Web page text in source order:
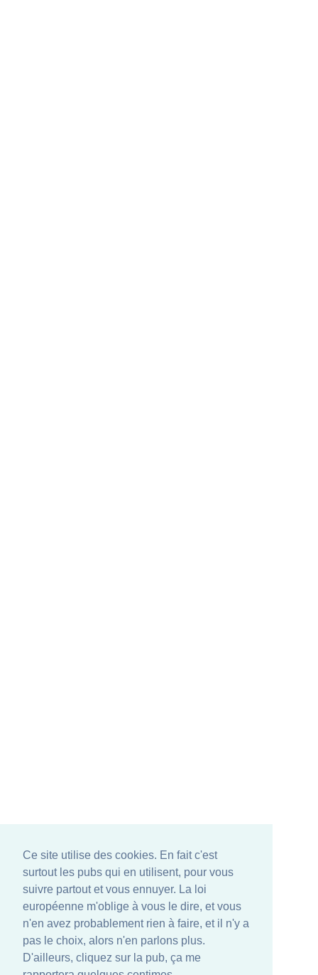
Ce site utilise des cookies. En fait c'est
surtout les pubs qui en utilisent, pour vous
suivre partout et vous ennuyer. La loi
européenne m'oblige à vous le dire, et vous
n'en avez probablement rien à faire, et il n'y a
pas le choix, alors n'en parlons plus.
D'ailleurs, cliquez sur la pub, ça me